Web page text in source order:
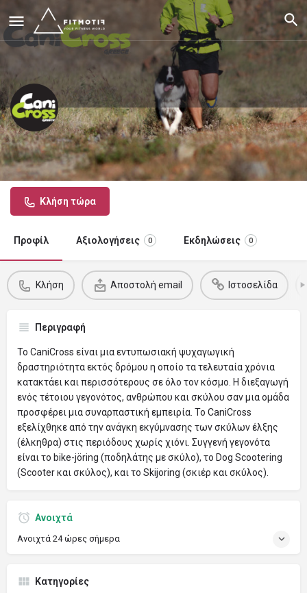
CaniCross Greece
Διοργάνωση γεγονότων CaniCross
Κλήση τώρα
Προφίλ Αξιολογήσεις 0 Εκδηλώσεις 0
Κλήση Αποστολή email Ιστοσελίδα
Περιγραφή
Το CaniCross είναι μια εντυπωσιακή ψυχαγωγική
δραστηριότητα εκτός δρόμου η οποίο τα τελευταία χρόνια
κατακτάει και περισσότερους σε όλο τον κόσμο. Η διεξαγωγή
ενός τέτοιου γεγονότος, ανθρώπου και σκύλου σαν μια ομάδα
προσφέρει μια συναρπαστική εμπειρία. Το CaniCross
εξελίχθηκε από την ανάγκη εκγύμνασης των σκύλων έλξης
(έλκηθρα) στις περιόδους χωρίς χιόνι. Συγγενή γεγονότα
είναι το bike-jöring (ποδηλάτης με σκύλο), το Dog Scootering
(Scooter και σκύλος), και το Skijoring (σκιέρ και σκύλος).
Ανοιχτά
Ανοιχτά 24 ώρες σήμερα
Κατηγορίες